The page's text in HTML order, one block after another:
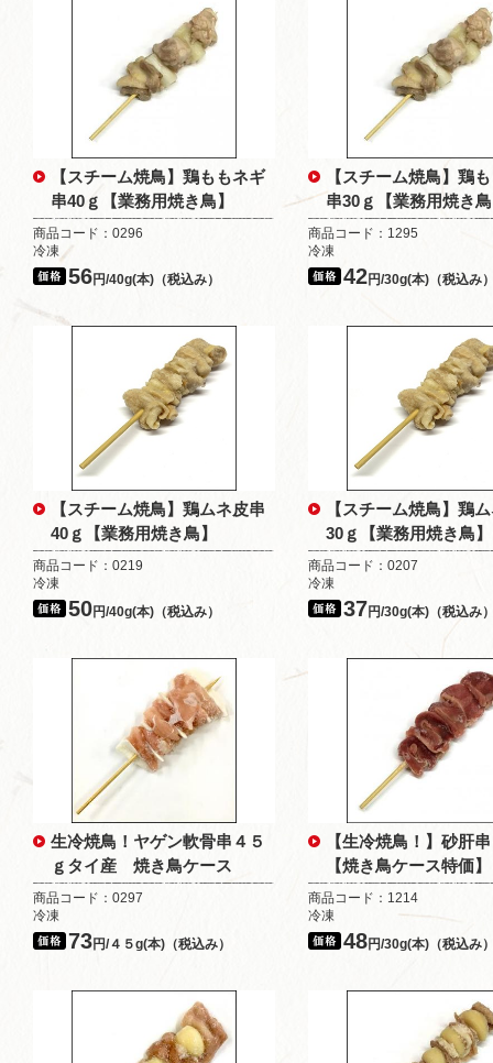
【スチーム焼鳥】鶏ももネギ
串40ｇ【業務用焼き鳥】
商品コード：0296
冷凍
56円/40g(本)（税込み）
【スチーム焼鳥】鶏
串30ｇ【業務用焼き
商品コード：1295
冷凍
42円/30g(本)（税込み
【スチーム焼鳥】鶏ムネ皮串
40ｇ【業務用焼き鳥】
商品コード：0219
冷凍
50円/40g(本)（税込み）
【スチーム焼鳥】鶏
30ｇ【業務用焼き鳥】
商品コード：0207
冷凍
37円/30g(本)（税込み
生冷焼鳥！ヤゲン軟骨串４５
ｇタイ産 焼き鳥ケース
商品コード：0297
冷凍
73円/４５g(本)（税込み）
【生冷焼鳥！】砂肝
【焼き鳥ケース特価】
商品コード：1214
冷凍
48円/30g(本)（税込み